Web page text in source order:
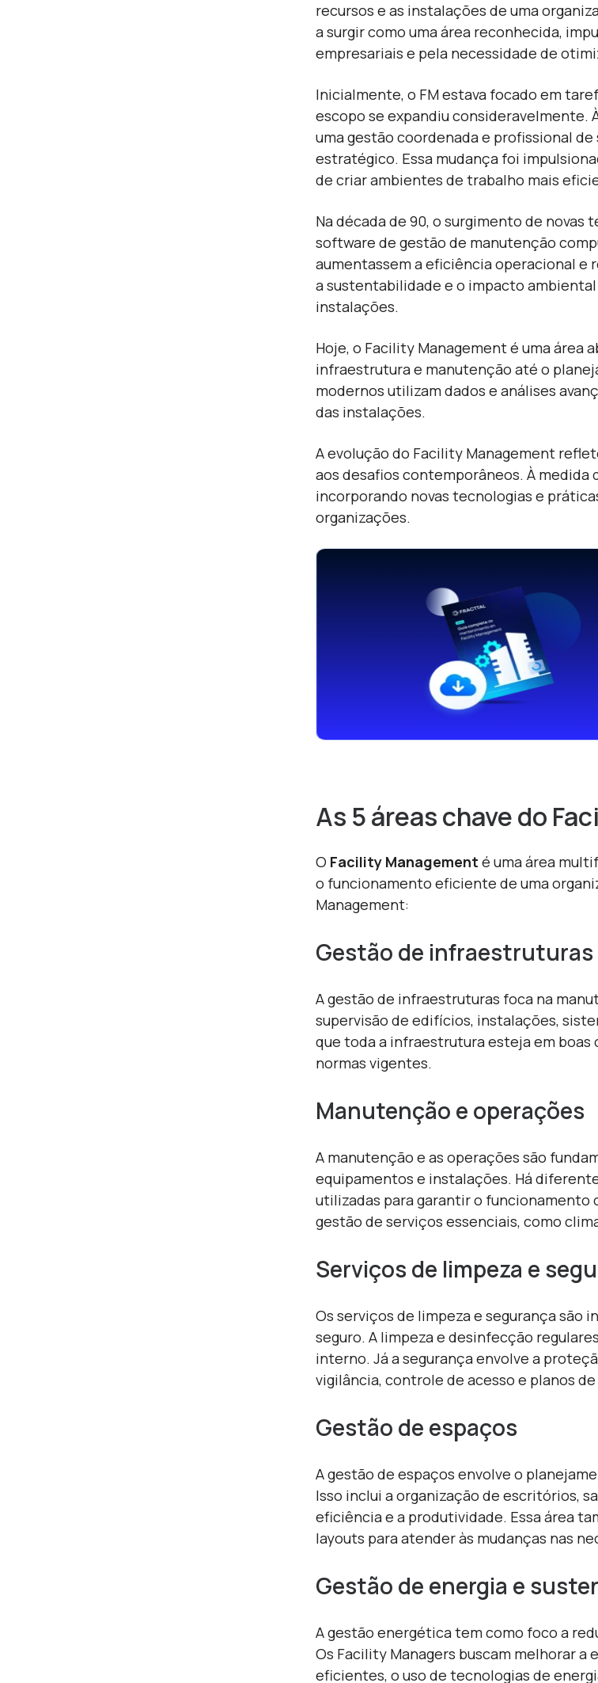
recursos e as instalações de uma
a surgir como uma área reconhecida,
empresariais e pela necessidade de
Inicialmente, o FM estava focado em
escopo se expandiu consideravelmente.
uma gestão coordenada e profissional
estratégico. Essa mudança foi
de criar ambientes de trabalho mais
Na década de 90, o surgimento de
software de gestão de manutenção
aumentassem a eficiência operacional e
a sustentabilidade e o impacto
instalações.
Hoje, o Facility Management é uma área
infraestrutura e manutenção até o
modernos utilizam dados e análises
das instalações.
A evolução do Facility Management
aos desafios contemporâneos. À medida
incorporando novas tecnologias e
organizações.
As 5 áreas chave do
O Facility Management é uma área
o funcionamento eficiente de uma
Management:
Gestão de infraestruturas
A gestão de infraestruturas foca na
supervisão de edifícios, instalações,
que toda a infraestrutura esteja em
normas vigentes.
Manutenção e operações
A manutenção e as operações são
equipamentos e instalações. Há
utilizadas para garantir o funcionamento
gestão de serviços essenciais, como
Serviços de limpeza e
Os serviços de limpeza e segurança são
seguro. A limpeza e desinfecção
interno. Já a segurança envolve a
vigilância, controle de acesso e planos
Gestão de espaços
A gestão de espaços envolve o
Isso inclui a organização de escritórios,
eficiência e a produtividade. Essa área
layouts para atender às mudanças nas
Gestão de energia e
A gestão energética tem como foco a
Os Facility Managers buscam melhorar a
eficientes, o uso de tecnologias de